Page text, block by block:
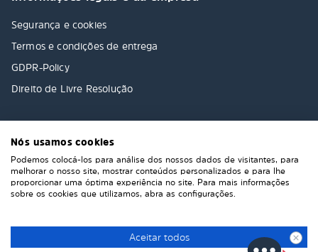
Segurança e cookies
Termos e condições de entrega
GDPR-Policy
Direito de Livre Resolução
Nós usamos cookies
Podemos colocá-los para análise dos nossos dados de visitantes, para
melhorar o nosso site, mostrar conteúdos personalizados e para lhe
proporcionar uma óptima experiência no site. Para mais informações
sobre os cookies que utilizamos, abra as configurações.
Aceitar todos